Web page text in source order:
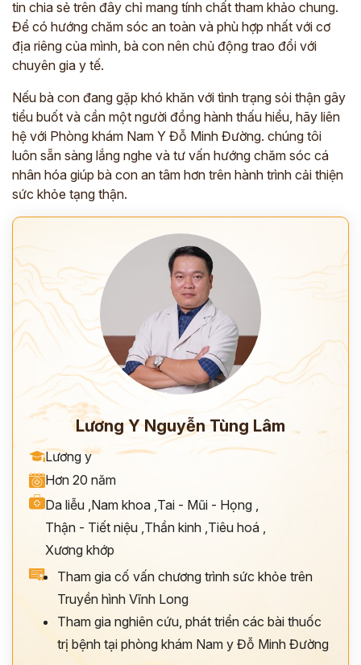
tin chia sẻ trên đây chỉ mang tính chất tham khảo chung.
Để có hướng chăm sóc an toàn và phù hợp nhất với cơ
địa riêng của mình, bà con nên chủ động trao đổi với
chuyên gia y tế.
Nếu bà con đang gặp khó khăn với tình trạng sỏi thận gây
tiểu buốt và cần một người đồng hành thấu hiểu, hãy liên
hệ với Phòng khám Nam Y Đỗ Minh Đường. chúng tôi
luôn sẵn sàng lắng nghe và tư vấn hướng chăm sóc cá
nhân hóa giúp bà con an tâm hơn trên hành trình cải thiện
sức khỏe tạng thận.
Lương Y Nguyễn Tùng Lâm
Lương y
Hơn 20 năm
Da liễu ,Nam khoa ,Tai - Mũi - Họng ,
Thận - Tiết niệu ,Thần kinh ,Tiêu hoá ,
Xương khớp
Tham gia cố vấn chương trình sức khỏe trên
Truyền hình Vĩnh Long
Tham gia nghiên cứu, phát triển các bài thuốc
trị bệnh tại phòng khám Nam y Đỗ Minh Đường
*
ĐĂNG KÝ ĐẾN KHÁM TRỰC TIẾP
Thông tin của bạn được bảo mật và chỉ sử dụng cho mục đích tư vấn.